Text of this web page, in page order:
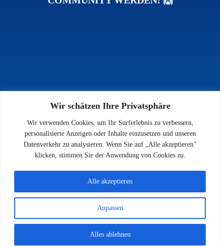
Wir schätzen Ihre Privatsphäre
Wir verwenden Cookies, um Ihr Surferlebnis zu verbessern,
personalisierte Anzeigen oder Inhalte einzusetzen und unseren
Datenverkehr zu analysieren. Wenn Sie auf „Alle akzeptieren"
klicken, stimmen Sie der Anwendung von Cookies zu.
Anpassen
Alles ablehnen
Alle akzeptieren
INFOS
Impressum
Datenschutz
Kontakt
© 2026 SV 1923 Enkenbach e.V.